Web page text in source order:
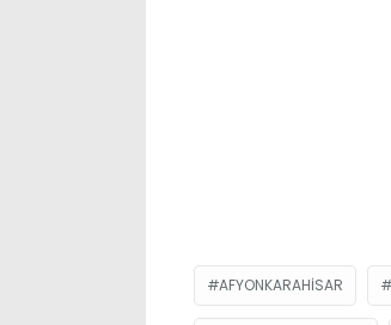
AFYONKARAHISAR